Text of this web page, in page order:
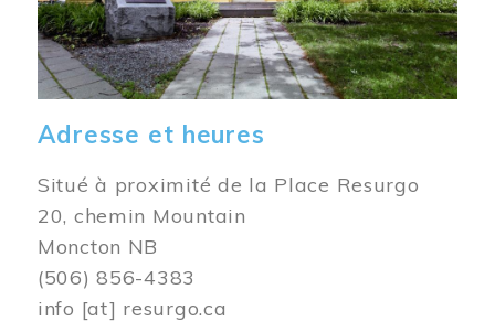
Adresse et heures
Situé à proximité de la Place Resurgo
20, chemin Mountain
Moncton NB
(506) 856-4383
info [at] resurgo.ca